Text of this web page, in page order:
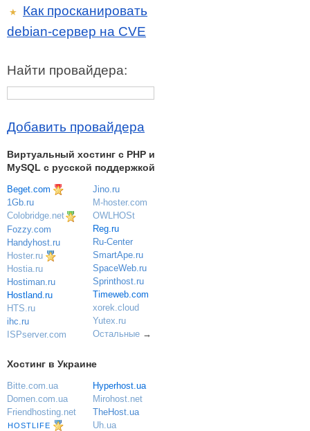
★
Как просканировать
debian-сервер на CVE
Найти провайдера:
Добавить провайдера
Виртуальный хостинг c PHP и
MySQL с русской поддержкой
Beget.com
1Gb.ru
Colobridge.net
Fozzy.com
Handyhost.ru
Hoster.ru
Hostia.ru
Hostiman.ru
Hostland.ru
HTS.ru
ihc.ru
ISPserver.com
Jino.ru
M-hoster.com
OWLHOSt
Reg.ru
Ru-Center
SmartApe.ru
SpaceWeb.ru
Sprinthost.ru
Timeweb.com
xorek.cloud
Yutex.ru
Остальные→
Хостинг в Украине
Bitte.com.ua
Domen.com.ua
Friendhosting.net
HOSTLIFE
Hyperhost.ua
Mirohost.net
TheHost.ua
Uh.ua